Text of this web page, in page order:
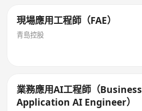
現場應用工程師（FAE）
青島控股
業務應用AI工程師（Business
Application AI Engineer）